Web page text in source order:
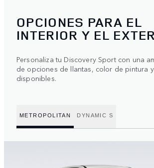
OPCIONES PARA EL
INTERIOR Y EL
Personaliza tu Discovery Sport con una
de opciones de llantas, color de pintura
disponibles.
METROPOLITAN DYNAMIC S